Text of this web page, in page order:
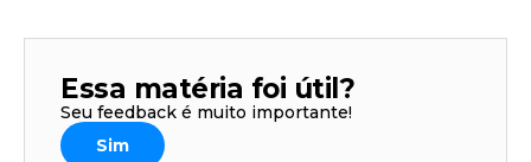
Essa matéria foi útil?
Seu feedback é muito importante!
Sim